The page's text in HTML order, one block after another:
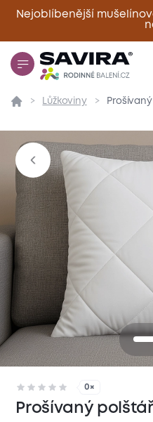
Nejoblíbenější
Přehled Parametry
Lůžkoviny
0×
Prošívaný